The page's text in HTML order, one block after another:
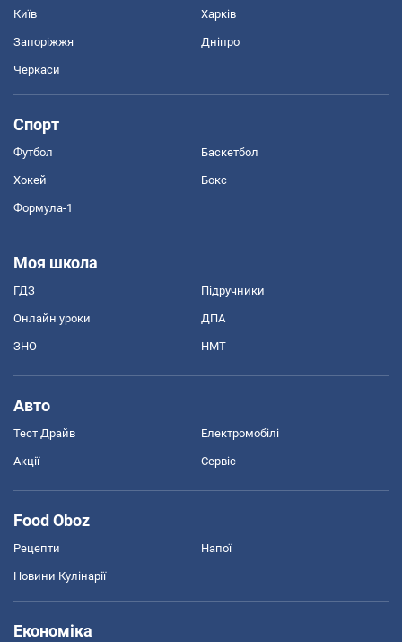
Київ Харків
Запоріжжя Дніпро
Черкаси
Спорт
Футбол Баскетбол
Хокей Бокс
Формула-1
Моя школа
ГДЗ Підручники
Онлайн уроки ДПА
ЗНО НМТ
Авто
Тест Драйв Електромобілі
Акції Сервіс
Food Oboz
Рецепти Напої
Новини Кулінарії
Економіка